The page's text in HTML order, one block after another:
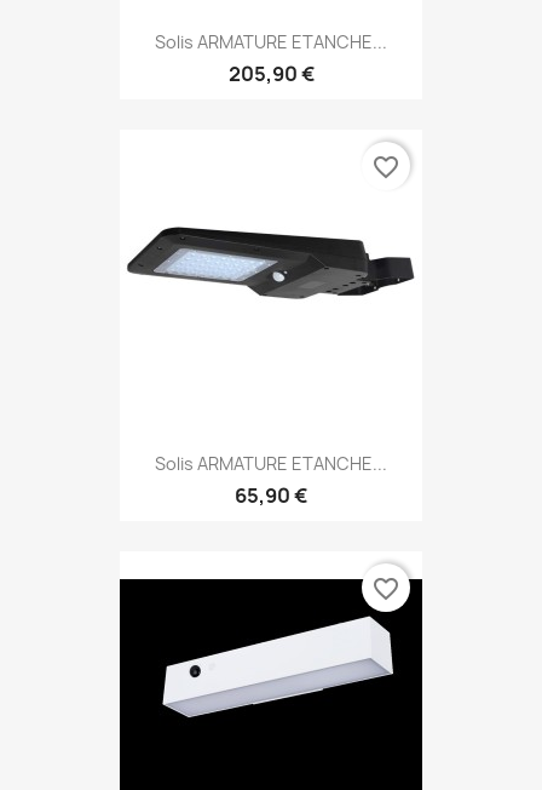
Solis ARMATURE ETANCHE...
205,90 €
Solis ARMATURE ETANCHE...
65,90 €
favorite_border
favorite_border